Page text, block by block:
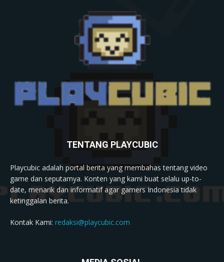
TENTANG PLAYCUBIC
Playcubic adalah portal berita yang membahas tentang video
game dan seputarnya. Konten yang kami buat selalu up-to-
date, menarik dan informatif agar gamers Indonesia tidak
ketinggalan berita.
Kontak Kami: redaksi@playcubic.com